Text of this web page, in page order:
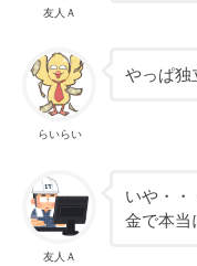
友人Ａ
らいらい
やっぱ独
友人Ａ
いや・・
金で本当